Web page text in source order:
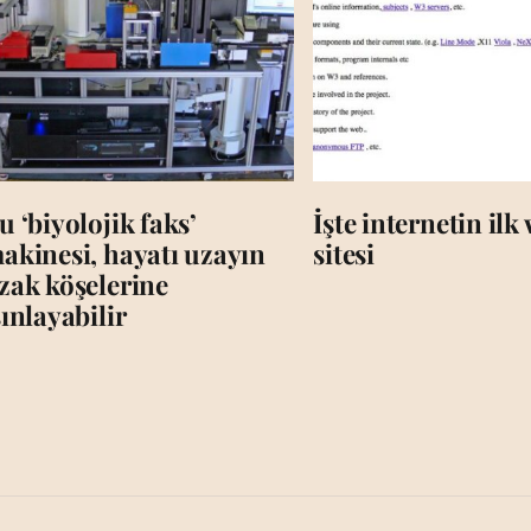
‘biyolojik faks’
hayatı uzayın
köşelerine
İşte internetin ilk
sitesi